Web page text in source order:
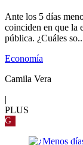
Ante los 5 días
coinciden en que la
pública. ¿Cuáles
Economía
Camila Vera
|
PLUS
G